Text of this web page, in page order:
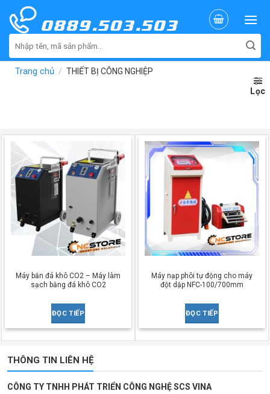
content
kiếm:
Trang chủ / THIẾT BỊ CÔNG NGHIỆP
Lọc
Máy bắn đá khô CO2 – Máy làm
sạch bằng đá khô CO2
ĐỌC TIẾP
Máy nạp phôi tự động cho máy
đột dập NFC-100/700mm
ĐỌC TIẾP
THÔNG TIN LIÊN HỆ
CÔNG TY TNHH PHÁT TRIỂN CÔNG NGHỆ SCS VINA